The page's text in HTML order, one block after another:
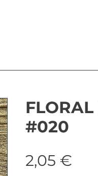
FLORAL
#020
2,05 €